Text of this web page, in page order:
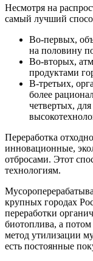
Несмотря на
самый лучший
Во-первых,
на половину
Во-вторых,
продуктами
В-третьих,
более
четвертых,
Переработка
инновационные,
отбросами. Этот
технологиям.
крупных городах
переработки
биотоплива, а
метод утилизации
есть постоянные